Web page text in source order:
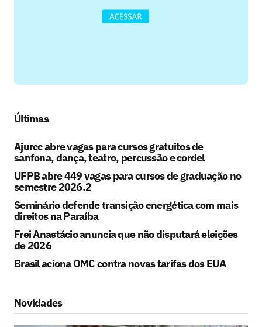
Últimas
Ajurcc abre vagas para cursos gratuitos de
sanfona, dança, teatro, percussão e cordel
UFPB abre 449 vagas para cursos de graduação no
semestre 2026.2
Seminário defende transição energética com mais
direitos na Paraíba
Frei Anastácio anuncia que não disputará eleições
de 2026
Brasil aciona OMC contra novas tarifas dos EUA
Novidades